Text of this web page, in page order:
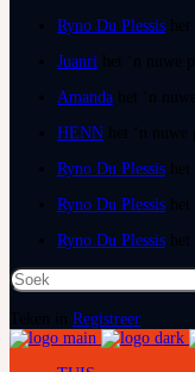
Ryno Du Plessis
Juanri
Amanda
HENN
Ryno Du Plessis
Ryno Du Plessis
Ryno Du Plessis
Registreer